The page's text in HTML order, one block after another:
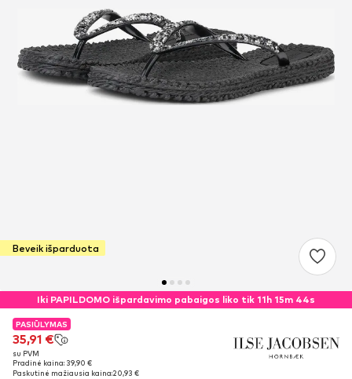
Beveik išparduota
Iki PAPILDOMO išpardavimo pabaigos liko tik 11h 15m 43s
PASIŪLYMAS
35,91 €
su PVM
Pradinė kaina: 39,90 €
Paskutinė mažiausia kaina:20,93 €
PASIŪLYMAS
35,91 €
su PVM
Pradinė kaina: 39,90 €
Paskutinė mažiausia kaina:20,93 €